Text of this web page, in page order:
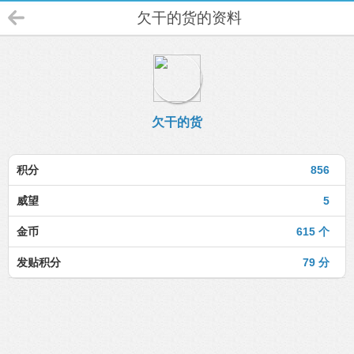
欠干的货的资料
欠干的货
856
积分
5
威望
615 个
金币
79 分
发贴积分